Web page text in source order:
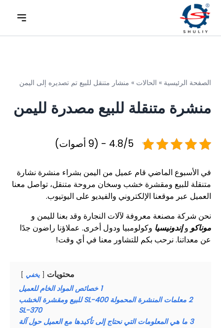
الصفحة الرئيسية » الحالات » منشار متنقل للبيع تم تصديره إلى اليمن
منشرة متنقلة للبيع مصدرة لليمن
4.8/5 - (9 أصوات)
في الأسبوع الماضي قام عميل من اليمن بشراء منشرة نشارة
متنقلة للبيع ومقشرة خشب وسخان مروحة متنقل، تواصل معنا
العميل عبر موقعنا الإلكتروني والفيديو على اليوتيوب.
نحن شركة مصنعة معروفة لآلات النجارة وقد بعنا لليمن و
موناكو وإندونيسيا وكولومبيا ودول أخرى. عملاؤنا راضون جدًا
عن معداتنا. نرحب بكم للتشاور معنا في أي وقت!
محتويات يخفي
1 خصائص المواد الخام للعميل
2
معلمات المنشرة المحمولة SL-400 للبيع ومقشرة الخشب
SL-370
3 ما هي المعلومات التي نحتاج إلى تأكيدها مع العميل حول آلة